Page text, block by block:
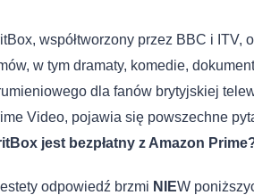
współtworzony przez BBC i
w tym dramaty, komedie,
dla fanów brytyjskiej
Video, pojawia się powszechne
jest bezpłatny z Amazon
odpowiedź brzmi NIEW